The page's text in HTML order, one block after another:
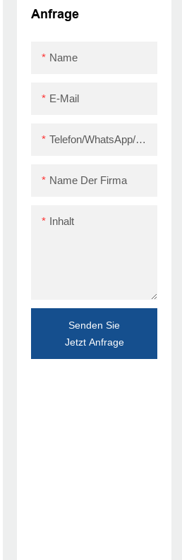
Preis BARCODE
Anfrage
Name
E-Mail
Telefon/WhatsApp/Skype
Name Der Firma
Inhalt
Senden Sie
Jetzt Anfrage